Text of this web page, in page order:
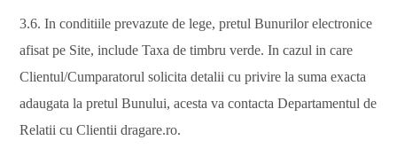
3.6. In conditiile prevazute de lege, pretul Bunurilor electronice
afisat pe Site, include Taxa de timbru verde. In cazul in care
Clientul/Cumparatorul solicita detalii cu privire la suma exacta
adaugata la pretul Bunului, acesta va contacta Departamentul de
Relatii cu Clientii dragare.ro.